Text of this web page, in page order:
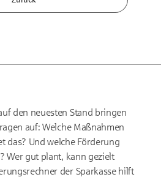
den neuesten Stand bringen
auf: Welche Maßnahmen
das? Und welche Förderung
Wer gut plant, kann gezielt
der Sparkasse hilft